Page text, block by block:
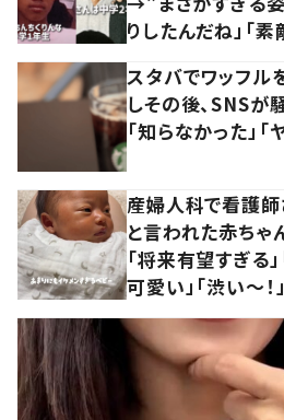
りしたんだね」「素
スタバでワッフル
しその後、SNS
「知らなかった」「
産婦人科で看護師
と言われた赤ち
「将来有望すぎる
可愛い」「渋い～！」